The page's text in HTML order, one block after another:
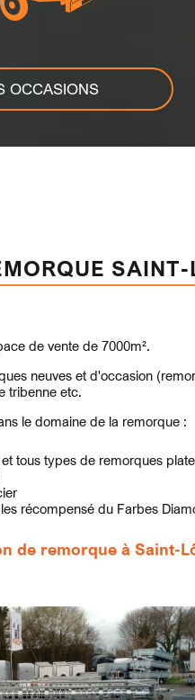
OCCASIONS
SAINT-
de vente de 7000m².
neuves et d'occasion
tribenne etc.
le domaine de la remorque :
tous types de remorques
récompensé du Farbes
de remorque à Saint-